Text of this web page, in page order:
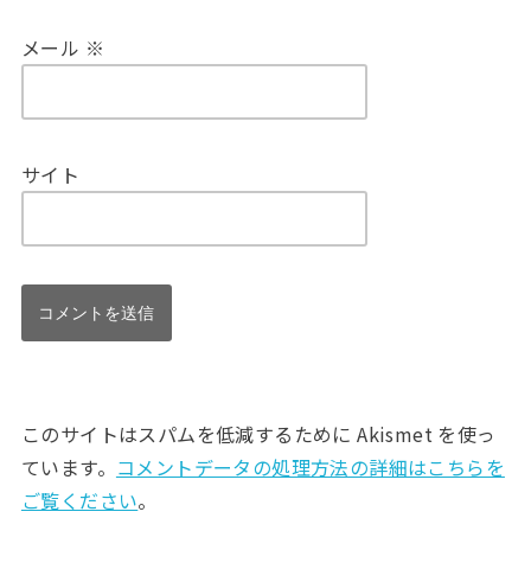
メール ※
サイト
このサイトはスパムを低減するために Akismet を使っ
ています。 コメントデータの処理方法の詳細はこちらを
ご覧ください。